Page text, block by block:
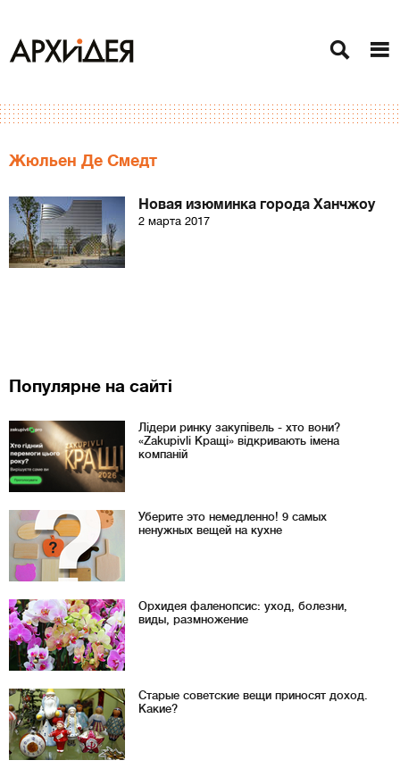
Жюльен Де Смедт
Новая изюминка города Ханчжоу
2 марта 2017
Популярне на сайті
Лідери ринку закупівель - хто вони?
«Zakupivli Кращі» відкривають імена
компаній
Уберите это немедленно! 9 самых
ненужных вещей на кухне
Орхидея фаленопсис: уход, болезни,
виды, размножение
Старые советские вещи приносят доход.
Какие?